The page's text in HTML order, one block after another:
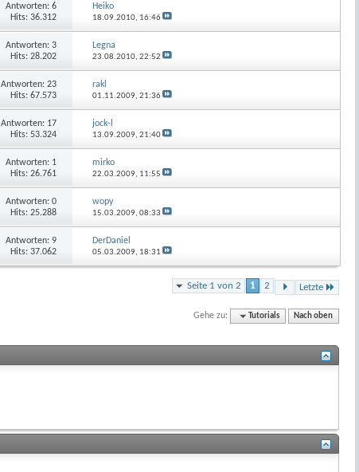
Antworten: 6
Hits: 36.312
Heiko
18.09.2010, 16:46
Antworten: 3
Hits: 28.202
Legna
23.08.2010,22:52
Antworten: 23
Hits: 67.573
rakl
01.11.2009,21:36
Antworten: 17
Hits: 53.324
jock-l
13.09.2009,21:40
Antworten: 1
Hits: 26.761
mirko
22.03.2009, 11:55
Antworten: 0
Hits: 25.288
wopy
15.03.2009,08:33
Antworten: 9
Hits: 37.062
DerDaniel
05.03.2009, 18:31
Seite 1 von 2 1 2 Letzte
Gehe zu: Tutorials Nach oben